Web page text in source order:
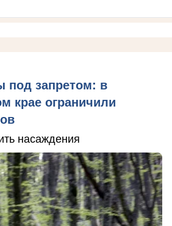
под запретом: в
крае ограничили
насаждения